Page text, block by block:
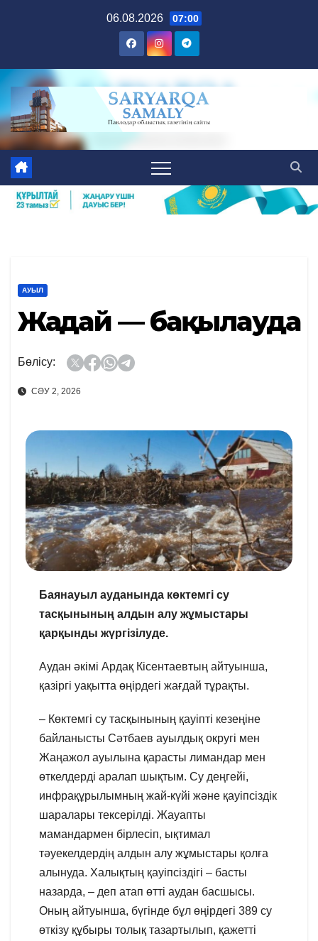
06.08.2026 07:00
АУЫЛ
Жағдай — бақылауда
Бөлісу:
СӘУ 2, 2026
Баянауыл ауданында көктемгі су
тасқынының алдын алу жұмыстары
қарқынды жүргізілуде.
Аудан әкімі Ардақ Кісентаевтың айтуынша,
қазіргі уақытта өңірдегі жағдай тұрақты.
– Көктемгі су тасқынының қауіпті кезеңіне
байланысты Сәтбаев ауылдық округі мен
Жаңажол ауылына қарасты лимандар мен
өткелдерді аралап шықтым. Су деңгейі,
инфрақұрылымның жай-күйі және қауіпсіздік
шаралары тексерілді. Жауапты
мамандармен бірлесіп, ықтимал
тәуекелдердің алдын алу жұмыстары қолға
алынуда. Халықтың қауіпсіздігі – басты
назарда, – деп атап өтті аудан басшысы.
Оның айтуынша, бүгінде бұл өңірдегі 389 су
өткізу құбыры толық тазартылып, қажетті